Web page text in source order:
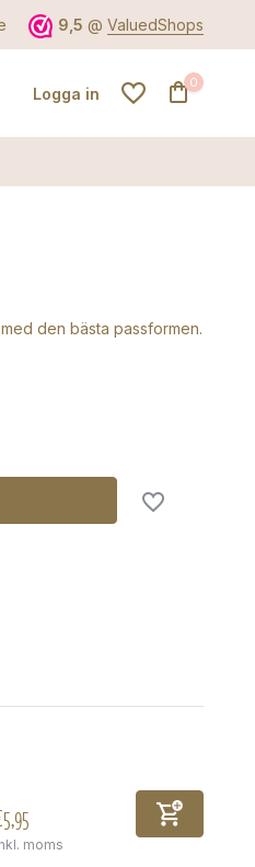
9,5 @ ValuedShops
Logga in
0
den bästa passformen.
moms